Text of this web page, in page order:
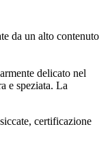
da un alto contenuto
delicato nel
e speziata. La
certificazione